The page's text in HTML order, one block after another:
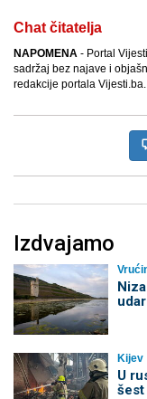
Chat čitatelja
NAPOMENA - Portal
sadržaj bez najave i
redakcije portala
Izdvajamo
Kijev
U
šest